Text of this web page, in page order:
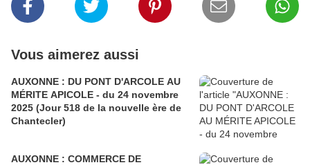
Vous aimerez aussi
AUXONNE : DU PONT D'ARCOLE AU
MÉRITE APICOLE - du 24 novembre
2025 (Jour 518 de la nouvelle ère de
Chantecler)
AUXONNE : COMMERCE DE